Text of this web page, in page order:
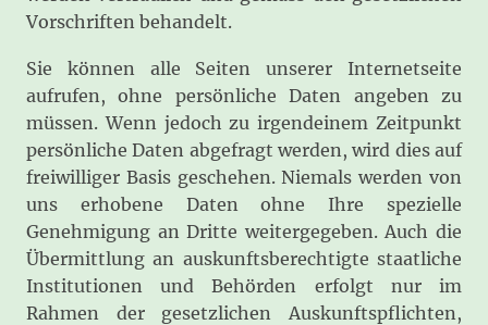
Vorschriften behandelt.
Sie können alle Seiten unserer Internetseite
aufrufen, ohne persönliche Daten angeben zu
müssen. Wenn jedoch zu irgendeinem Zeitpunkt
persönliche Daten abgefragt werden, wird dies auf
freiwilliger Basis geschehen. Niemals werden von
uns erhobene Daten ohne Ihre spezielle
Genehmigung an Dritte weitergegeben. Auch die
Übermittlung an auskunftsberechtigte staatliche
Institutionen und Behörden erfolgt nur im
Rahmen der gesetzlichen Auskunftspflichten,